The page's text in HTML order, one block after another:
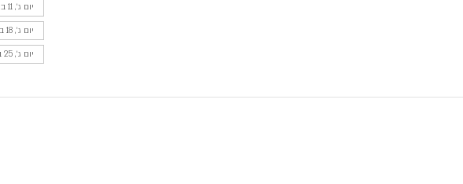
יום ג׳, 11 באוג׳, 9:30
יום ג׳, 18 באוג׳, 9:30
יום ג׳, 25 באוג׳, 9:30